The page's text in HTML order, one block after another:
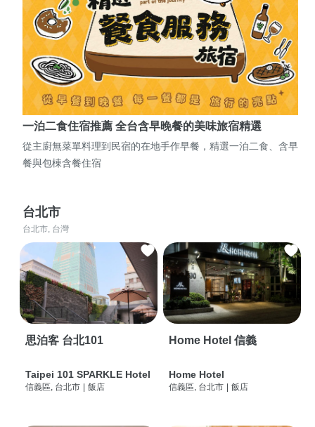
一泊二食住宿推薦 全台含早晚餐的美味旅宿精選
從主廚無菜單料理到民宿的在地手作早餐，精選一泊二食、含早
餐與包棟含餐住宿
台北市
台北市, 台灣
思泊客 台北101
Taipei 101 SPARKLE Hotel
信義區, 台北市 飯店
Home Hotel 信義
Home Hotel
信義區, 台北市 飯店